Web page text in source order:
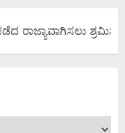
ರಾಜ್ಯಾವಾಗಿಸಲು